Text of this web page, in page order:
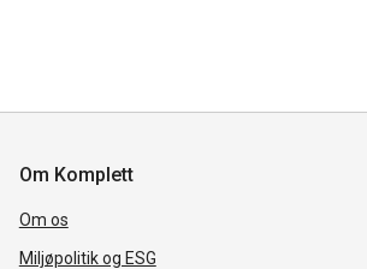
Om Komplett
Om os
Miljøpolitik og ESG